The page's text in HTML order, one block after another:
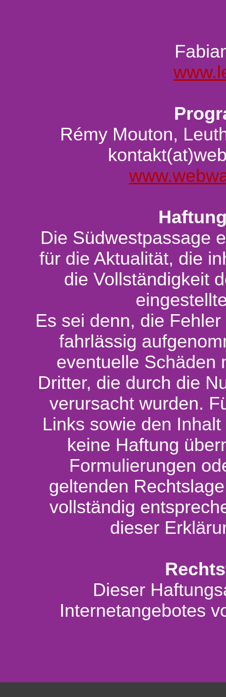
Rémy Mouton,
Die Südwestpassage
für die Aktualität, die
die Vollständigkeit
Es sei denn, die
fahrlässig
eventuelle Schäden
Dritter, die durch die
verursacht wurden.
Links sowie den
keine Haftung
Formulierungen
geltenden
vollständig
dieser
Dieser
Internetangebotes